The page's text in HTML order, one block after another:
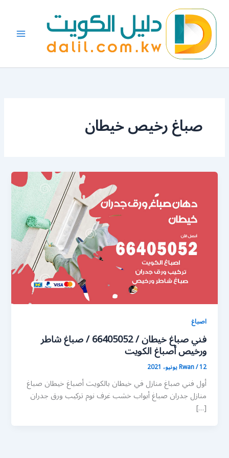
المحتوى
صباغ رخيص خيطان
اصباغ
فني صباغ خيطان / 66405052 / صباغ شاطر
ورخيص أصباغ الكويت
Rwan/12 يونيو، 2021
أول فني صباغ منازل في خيطان بالكويت أصباغ خيطان صباغ
منازل جدران صباغ أبواب خشب غرف نوم تركيب ورق جدران
[…]